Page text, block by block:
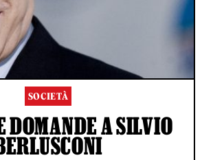
SOCIETÀ
DOMANDE A SILVIO